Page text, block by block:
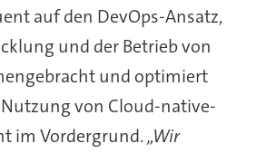
auf den DevOps-Ansatz,
und der Betrieb von
und optimiert
von Cloud-native-
im Vordergrund.„Wir